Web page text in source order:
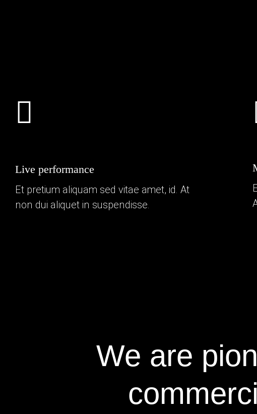
Live performance
Et pretium aliquam sed vitae amet, id. At
non dui aliquet in suspendisse.
We are